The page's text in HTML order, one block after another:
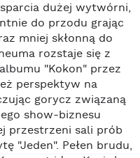
dużej wytwórni,
do przodu grając
mniej skłonną do
rozstaje się z
"Kokon" przez
perspektyw na
gorycz związaną
show-biznesu
przestrzeni sali prób
"Jeden". Pełen brudu,